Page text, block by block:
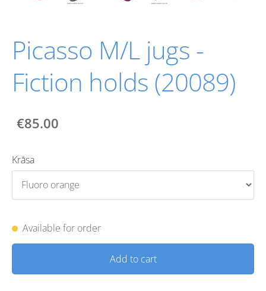
Picasso M/L jugs -
Fiction holds (20089)
€85.00
Krāsa
Available for order
Add to cart